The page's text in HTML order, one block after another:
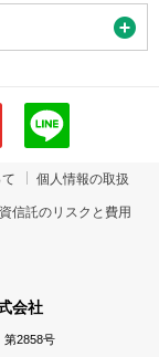
個人情報の取扱
信託のリスクと費用
会社
2858号